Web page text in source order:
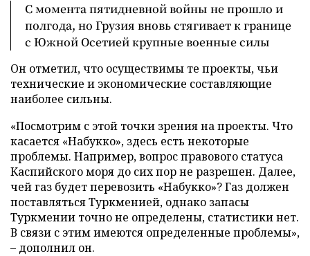
С момента пятидневной войны не прошло и
полгода, но Грузия вновь стягивает к границе
с Южной Осетией крупные военные силы
Он отметил, что осуществимы те проекты, чьи
технические и экономические составляющие
наиболее сильны.
«Посмотрим с этой точки зрения на проекты. Что
касается «Набукко», здесь есть некоторые
проблемы. Например, вопрос правового статуса
Каспийского моря до сих пор не разрешен. Далее,
чей газ будет перевозить «Набукко»? Газ должен
поставляться Туркменией, однако запасы
Туркмении точно не определены, статистики нет.
В связи с этим имеются определенные проблемы»,
– дополнил он.